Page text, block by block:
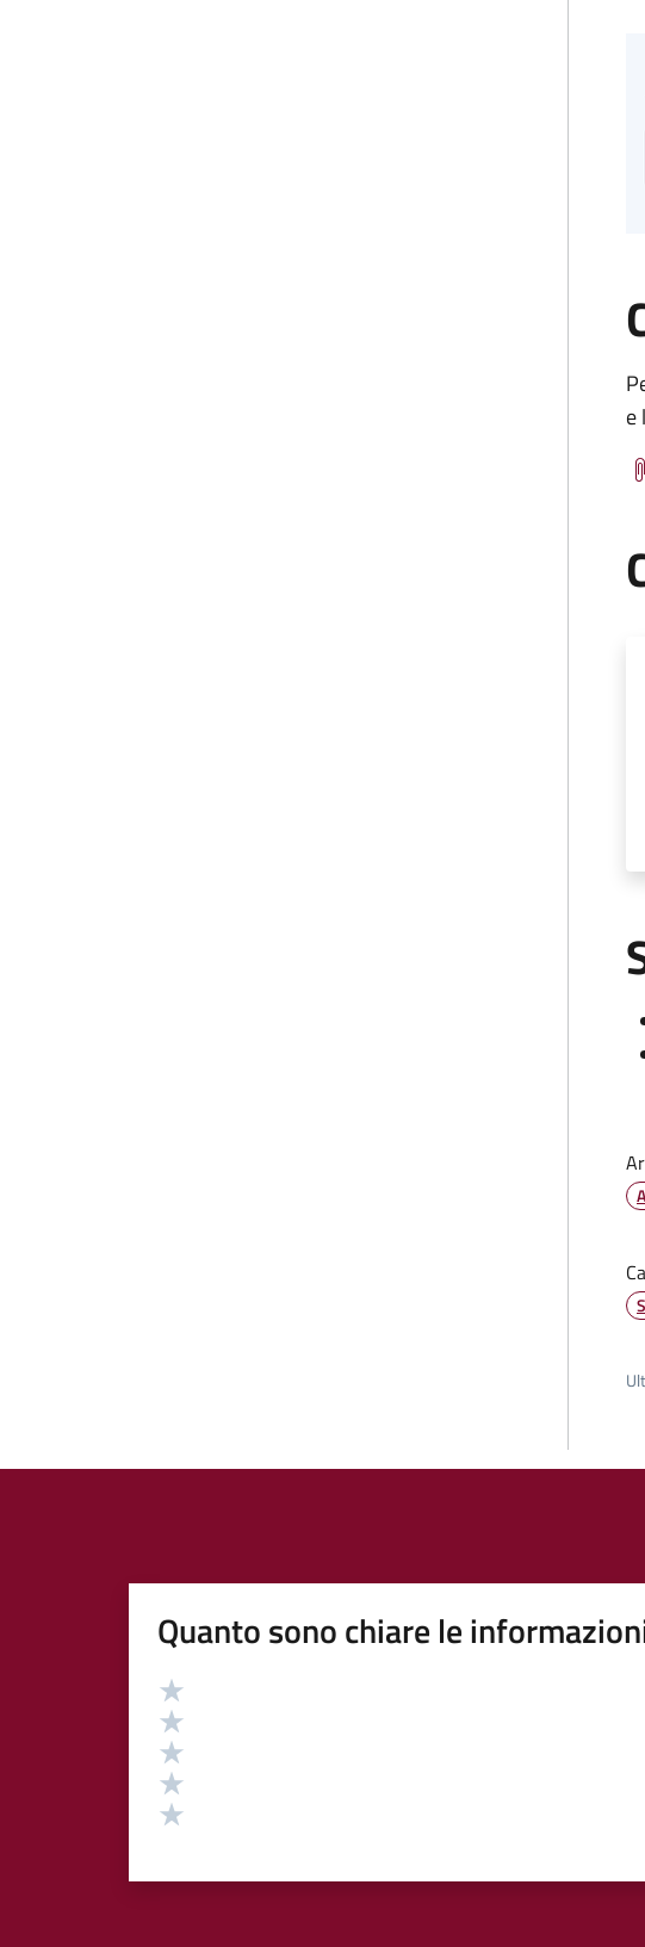
e
Quanto sono chiare le
Valutazione